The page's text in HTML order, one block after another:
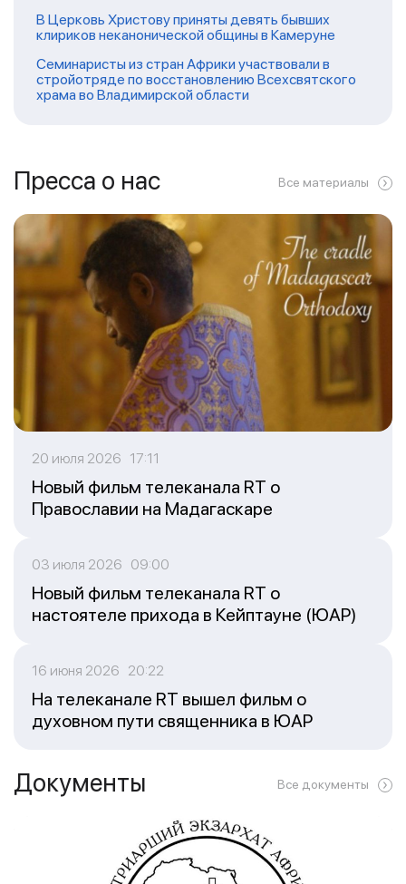
В Церковь Христову приняты девять бывших
клириков неканонической общины в Камеруне
Семинаристы из стран Африки участвовали в
стройотряде по восстановлению Всехсвятского
храма во Владимирской области
Пресса о нас Все материалы
20 июля 2026 17:11
Новый фильм телеканала RT о
Православии на Мадагаскаре
03 июля 2026 09:00
Новый фильм телеканала RT о
настоятеле прихода в Кейптауне (ЮАР)
16 июня 2026 20:22
На телеканале RT вышел фильм о
духовном пути священника в ЮАР
Документы Все документы